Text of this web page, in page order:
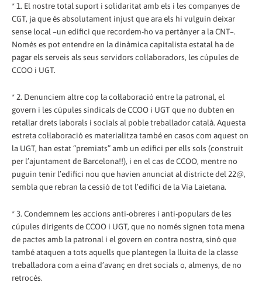
* 1. El nostre total suport i solidaritat amb els i les companyes de
CGT, ja que és absolutament injust que ara els hi vulguin deixar
sense local –un edifici que recordem-ho va pertànyer a la CNT–.
Només es pot entendre en la dinàmica capitalista estatal ha de
pagar els serveis als seus servidors col·laboradors, les cúpules de
CCOO i UGT.
* 2. Denunciem altre cop la col·laboració entre la patronal, el
govern i les cúpules sindicals de CCOO i UGT que no dubten en
retallar drets laborals i socials al poble treballador català. Aquesta
estreta col·laboració es materialitza també en casos com aquest on
la UGT, han estat “premiats” amb un edifici per ells sols (construit
per l’ajuntament de Barcelona!!), i en el cas de CCOO, mentre no
puguin tenir l’edifici nou que havien anunciat al districte del 22@,
sembla que rebran la cessió de tot l’edifici de la Via Laietana.
* 3. Condemnem les accions anti-obreres i anti-populars de les
cúpules dirigents de CCOO i UGT, que no només signen tota mena
de pactes amb la patronal i el govern en contra nostra, sinó que
també ataquen a tots aquells que plantegen la lluita de la classe
treballadora com a eina d’avanç en dret socials o, almenys, de no
retrocés.